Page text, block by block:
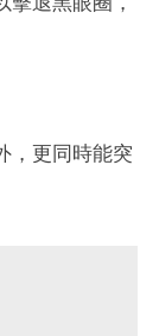
，更同時能突